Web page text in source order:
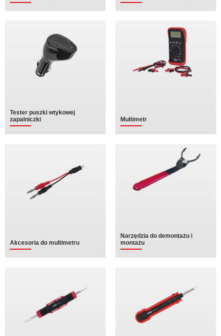
Tester puszki wtykowej
zapalniczki
Multimetr
Akcesoria do multimetru
Narzędzia do demontażu i
montażu